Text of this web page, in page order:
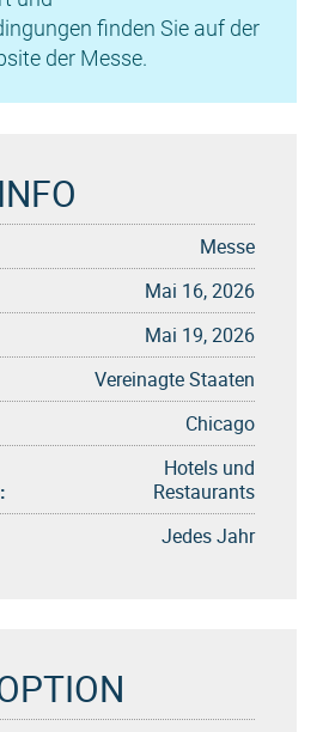
finden Sie auf der
der Messe.
Messe
Mai 16, 2026
Mai 19, 2026
Vereinagte Staaten
Chicago
Hotels und
Restaurants
Jedes Jahr